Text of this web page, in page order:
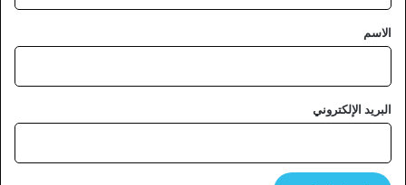
*
الاسم
البريد الإلكتروني